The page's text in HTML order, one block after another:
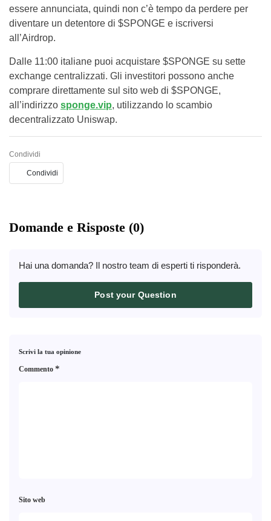
essere annunciata, quindi non c’è tempo da perdere per
diventare un detentore di $SPONGE e iscriversi
all’Airdrop.
Dalle 11:00 italiane puoi acquistare $SPONGE su sette
exchange centralizzati. Gli investitori possono anche
comprare direttamente sul sito web di $SPONGE,
all’indirizzo sponge.vip, utilizzando lo scambio
decentralizzato Uniswap.
Condividi
Condividi
Domande e Risposte (0)
Hai una domanda? Il nostro team di esperti ti risponderà.
Post your Question
Scrivi la tua opinione
Commento *
Sito web